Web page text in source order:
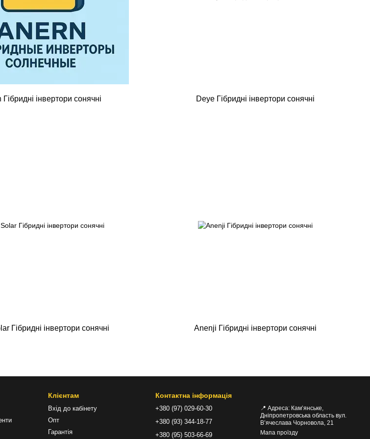
інвертори сонячні Deye Гібридні інвертори сонячні
Гібридні інвертори сонячні Anenji Гібридні інвертори сонячні
Клієнтам
Вхід до кабінету
Опт
Гарантія
Контактна інформація
+380 (97) 029-60-30
+380 (93) 344-18-77
+380 (95) 503-66-69
📍 Адреса: Кам’янське,
Дніпропетровська область вул.
В’ячеслава Чорновола, 21
Мапа проїзду